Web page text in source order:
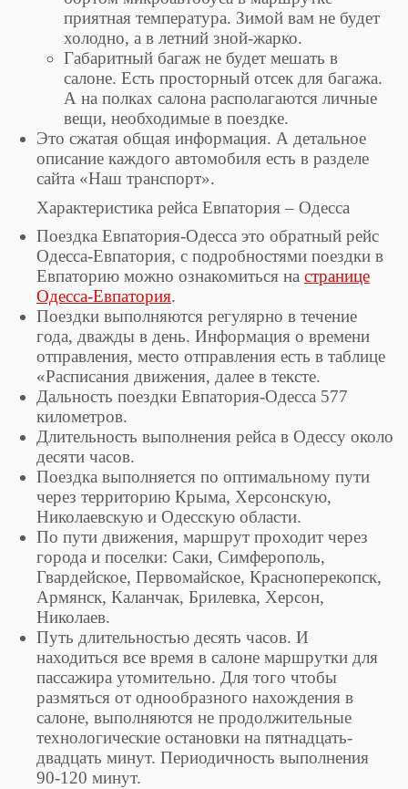
приятная температура. Зимой вам не будет
холодно, а в летний зной-жарко.
Габаритный багаж не будет мешать в
салоне. Есть просторный отсек для багажа.
А на полках салона располагаются личные
вещи, необходимые в поездке.
Это сжатая общая информация. А детальное
описание каждого автомобиля есть в разделе
сайта «Наш транспорт».
Характеристика рейса Евпатория – Одесса
Поездка Евпатория-Одесса это обратный рейс
Одесса-Евпатория, с подробностями поездки в
Евпаторию можно ознакомиться на странице
Одесса-Евпатория.
Поездки выполняются регулярно в течение
года, дважды в день. Информация о времени
отправления, место отправления есть в таблице
«Расписания движения, далее в тексте.
Дальность поездки Евпатория-Одесса 577
километров.
Длительность выполнения рейса в Одессу около
десяти часов.
Поездка выполняется по оптимальному пути
через территорию Крыма, Херсонскую,
Николаевскую и Одесскую области.
По пути движения, маршрут проходит через
города и поселки: Саки, Симферополь,
Гвардейское, Первомайское, Красноперекопск,
Армянск, Каланчак, Брилевка, Херсон,
Николаев.
Путь длительностью десять часов. И
находиться все время в салоне маршрутки для
пассажира утомительно. Для того чтобы
размяться от однообразного нахождения в
салоне, выполняются не продолжительные
технологические остановки на пятнадцать-
двадцать минут. Периодичность выполнения
90-120 минут.